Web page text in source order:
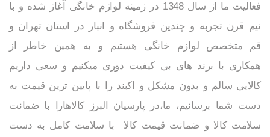
فعالیت ما از سال 1348 در زمینه لوازم خانگی آغاز شده و با
نیم قرن تجربه و چندین فروشگاه و انبار در استان تهران و
قم متخصص لوازم خانگی هستیم و به همین خاطر از
همکاری با برند های بی کیفیت دوری میکنیم و سعی داریم
کالایی سالم و بدون مشکل و اکبند را با پایین ترین قیمت به
دست شما برسانیم، ما،در پارسیان البرز کالاهارا با ضمانت
سلامت کالا و ضمانت قیمت کالا با سلامت کامل به دست